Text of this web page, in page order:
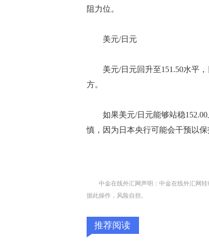
阻力位。
美元/日元
美元/日元回升至151.50水平，
方。
如果美元/日元能够站稳152.00
慎，因为日本央行可能会干预以保
中金在线外汇网声明：中金在线外汇网
据此操作，风险自担。
推荐阅读